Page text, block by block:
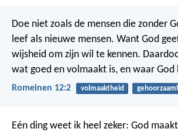
Doe niet zoals de mensen die zonder
leef als nieuwe mensen. Want God
wijsheid om zijn wil te kennen.
wat goed en volmaakt is, en waar God
Romeinen 12:2 volmaaktheid
Eén ding weet ik heel zeker: God